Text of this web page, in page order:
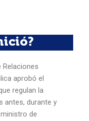
Relaciones
aprobó el
regulan la
antes, durante y
de